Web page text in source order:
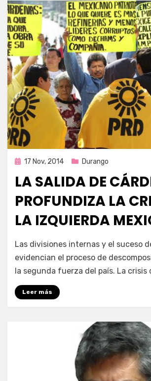
Publicada
17 Nov, 2014 Durango
LA SALIDA DE
PROFUNDIZA LA
LA IZQUIERDA
por Enrique
Las divisiones internas y el suceso
evidencian el proceso de
la segunda fuerza del país. La crisis
Leer más